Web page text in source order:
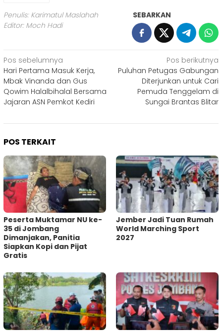
Penulis: Karimatul Maslahah
Editor: Moch Hadi
SEBARKAN
Navigasi
pos
Pos sebelumnya
Hari Pertama Masuk Kerja,
Mbak Vinanda dan Gus
Qowim Halalbihalal Bersama
Jajaran ASN Pemkot Kediri
Pos berikutnya
Puluhan Petugas Gabungan
Diterjunkan untuk Cari
Pemuda Tenggelam di
Sungai Brantas Blitar
POS TERKAIT
Peserta Muktamar NU ke-
35 di Jombang
Dimanjakan, Panitia
Siapkan Kopi dan Pijat
Gratis
Jember Jadi Tuan Rumah
World Marching Sport
2027